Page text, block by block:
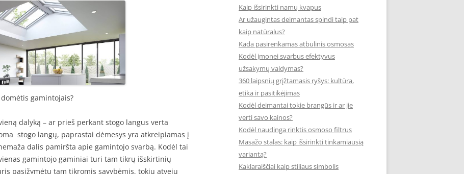
gamintojais?
dalyką – ar prieš perkant stogo langus verta
stogo langų, paprastai dėmesys yra atkreipiamas į
dalis pamiršta apie gamintojo svarbą. Kodėl tai
gamintojo gaminiai turi tam tikrų išskirtinių
pasižymėtų tam tikromis savybėmis, tokiu atveju
Kaip išsirinkti namų kvapus
Ar užaugintas deimantas spindi taip pat
kaip natūralus?
Kada pasirenkamas atbulinis osmosas
Kodėl įmonei svarbus efektyvus
užsakymų valdymas?
360 laipsnių grįžtamasis ryšys: kultūra,
etika ir pasitikėjimas
Kodėl deimantai tokie brangūs ir ar jie
verti savo kainos?
Kodėl naudinga rinktis osmoso filtrus
Masažo stalas: kaip išsirinkti tinkamiausią
variantą?
Kaklaraiščiai kaip stiliaus simbolis